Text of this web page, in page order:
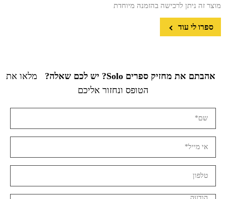
מוצר זה ניתן לרכישה בהזמנה מיוחדת
ספרו לי עוד
אהבתם את מחזיק ספרים Solo? יש לכם שאלה?
מלאו את
הטופס ונחזור אליכם